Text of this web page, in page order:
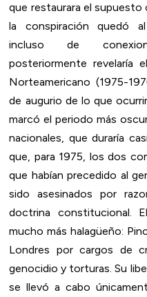
que restaurara el supuesto
la conspiración quedó
incluso de
posteriormente revelaría
Norteamericano (1975-
de augurio de lo que
marcó el periodo más
nacionales, que duraría
que, para 1975, los dos
que habían precedido al
sido asesinados por
doctrina constitucional.
mucho más halagüeño:
Londres por cargos de
genocidio y torturas. Su
se llevó a cabo